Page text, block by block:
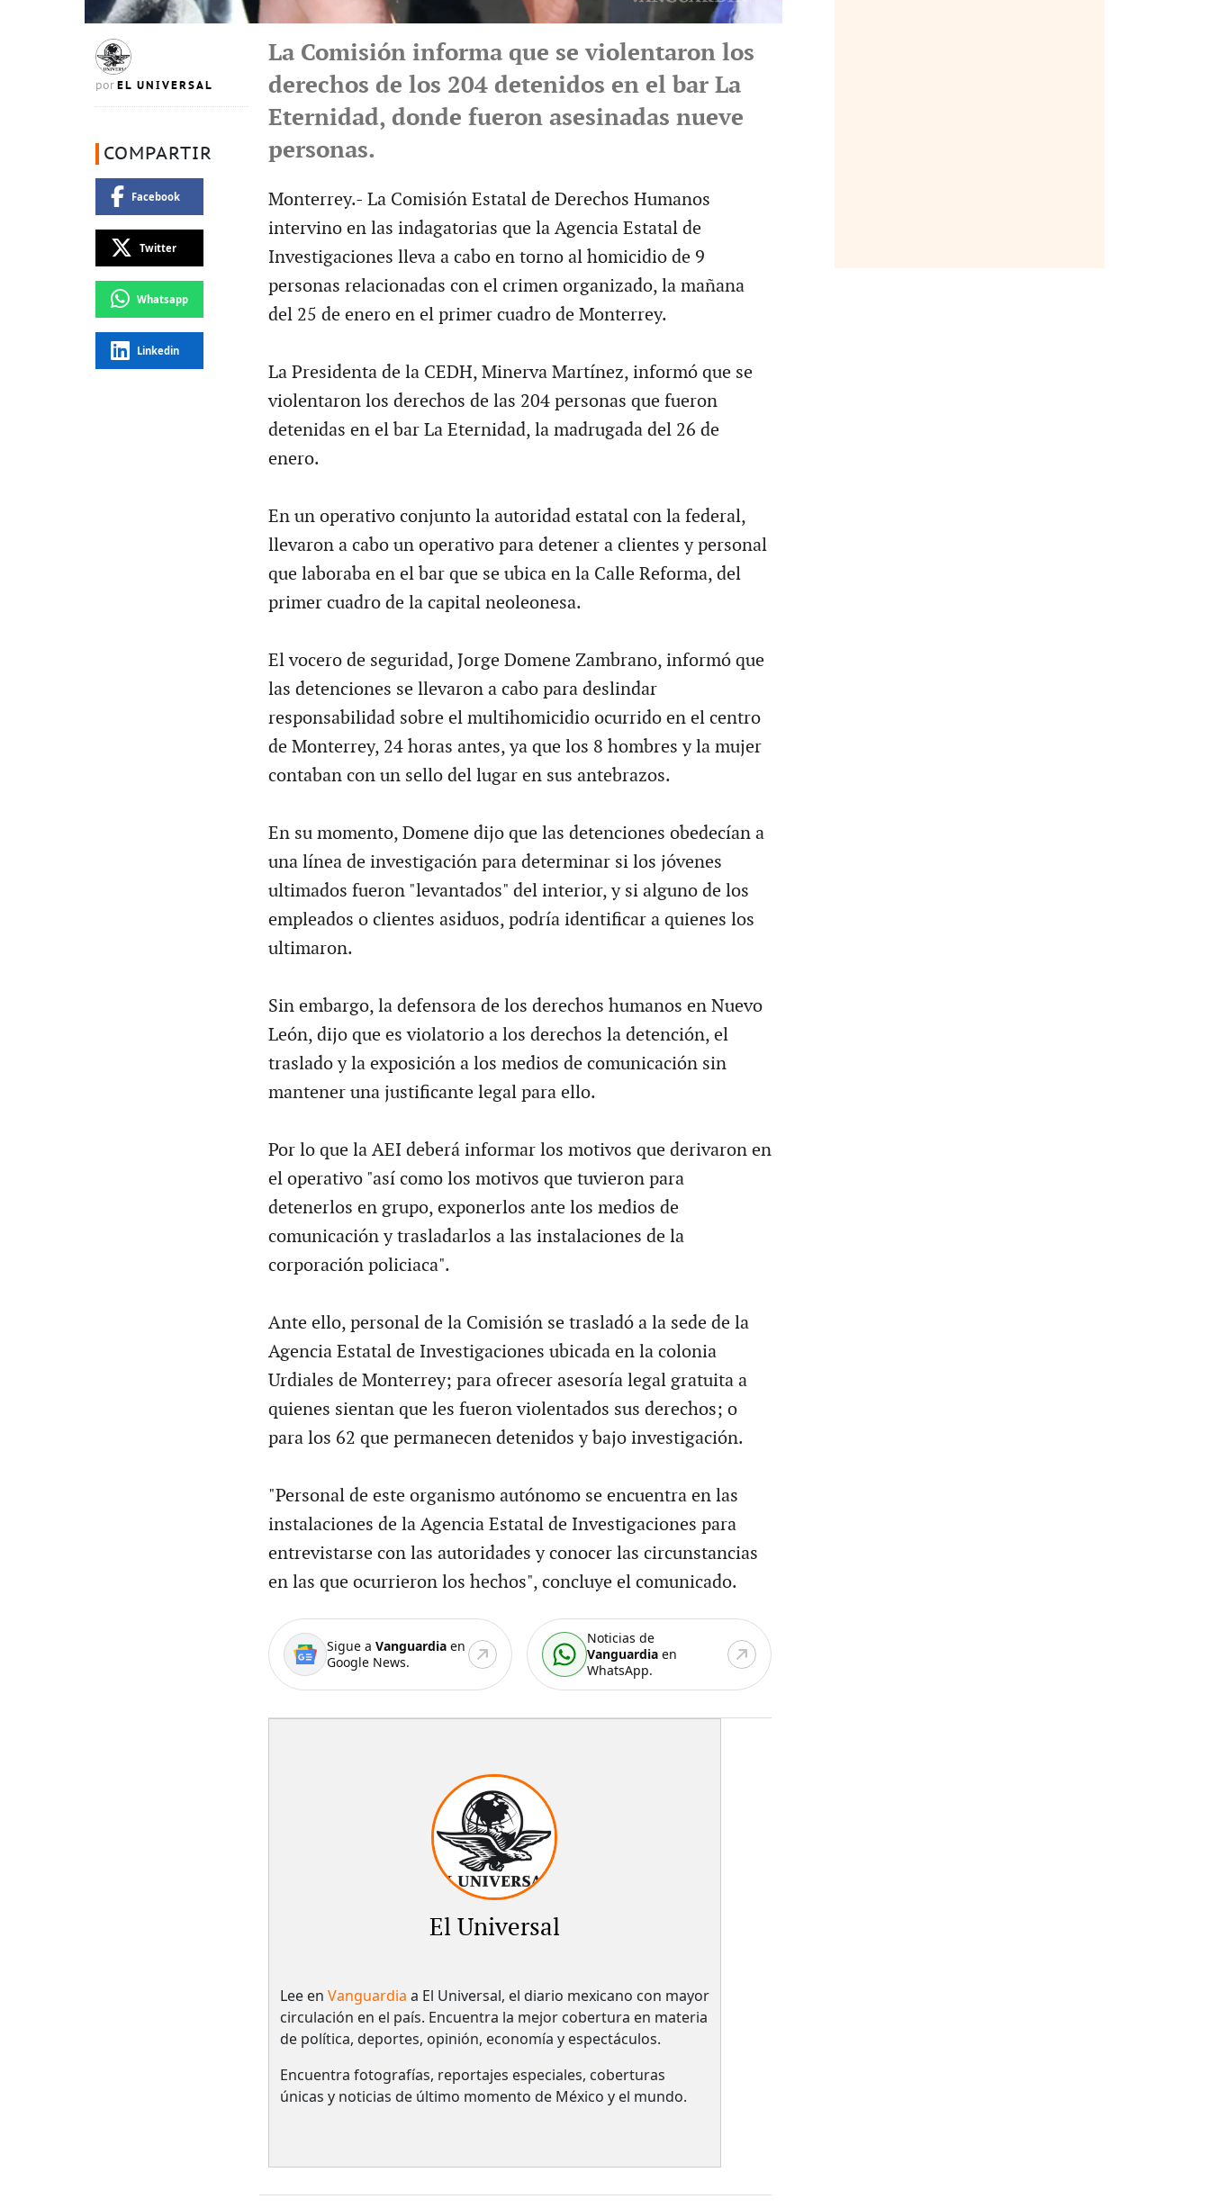
por EL UNIVERSAL
COMPARTIR
Facebook
Twitter
Whatsapp
Linkedin
La Comisión informa que se violentaron los
derechos de los 204 detenidos en el bar La
Eternidad, donde fueron asesinadas nueve
personas.
Monterrey.- La Comisión Estatal de Derechos Humanos
intervino en las indagatorias que la Agencia Estatal de
Investigaciones lleva a cabo en torno al homicidio de 9
personas relacionadas con el crimen organizado, la mañana
del 25 de enero en el primer cuadro de Monterrey.
La Presidenta de la CEDH, Minerva Martínez, informó que se
violentaron los derechos de las 204 personas que fueron
detenidas en el bar La Eternidad, la madrugada del 26 de
enero.
En un operativo conjunto la autoridad estatal con la federal,
llevaron a cabo un operativo para detener a clientes y personal
que laboraba en el bar que se ubica en la Calle Reforma, del
primer cuadro de la capital neoleonesa.
El vocero de seguridad, Jorge Domene Zambrano, informó que
las detenciones se llevaron a cabo para deslindar
responsabilidad sobre el multihomicidio ocurrido en el centro
de Monterrey, 24 horas antes, ya que los 8 hombres y la mujer
contaban con un sello del lugar en sus antebrazos.
En su momento, Domene dijo que las detenciones obedecían a
una línea de investigación para determinar si los jóvenes
ultimados fueron "levantados" del interior, y si alguno de los
empleados o clientes asiduos, podría identificar a quienes los
ultimaron.
Sin embargo, la defensora de los derechos humanos en Nuevo
León, dijo que es violatorio a los derechos la detención, el
traslado y la exposición a los medios de comunicación sin
mantener una justificante legal para ello.
Por lo que la AEI deberá informar los motivos que derivaron en
el operativo "así como los motivos que tuvieron para
detenerlos en grupo, exponerlos ante los medios de
comunicación y trasladarlos a las instalaciones de la
corporación policiaca".
Ante ello, personal de la Comisión se trasladó a la sede de la
Agencia Estatal de Investigaciones ubicada en la colonia
Urdiales de Monterrey; para ofrecer asesoría legal gratuita a
quienes sientan que les fueron violentados sus derechos; o
para los 62 que permanecen detenidos y bajo investigación.
"Personal de este organismo autónomo se encuentra en las
instalaciones de la Agencia Estatal de Investigaciones para
entrevistarse con las autoridades y conocer las circunstancias
en las que ocurrieron los hechos", concluye el comunicado.
Sigue a Vanguardiaen
Google News.
Noticias de
Vanguardia en
WhatsApp.
El Universal
Lee en Vanguardia a El Universal, el diario mexicano con mayor
circulación en el país.​ Encuentra la mejor cobertura en materia
de política, deportes, opinión, economía y espectáculos.
Encuentra fotografías, reportajes especiales, coberturas
únicas y noticias de último momento de México y el mundo.